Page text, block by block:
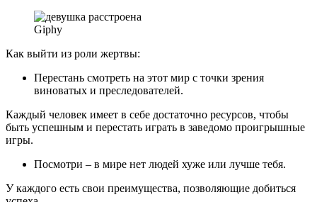
Giphy
Как выйти из роли жертвы:
Перестань смотреть на этот мир с точки зрения
виноватых и преследователей.
Каждый человек имеет в себе достаточно ресурсов, чтобы
быть успешным и перестать играть в заведомо проигрышные
игры.
Посмотри – в мире нет людей хуже или лучше тебя.
У каждого есть свои преимущества, позволяющие добиться